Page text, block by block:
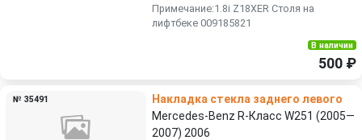
Примечание:1.8i Z18XER Столя на
лифтбеке 009185821
В наличии
500 ₽
№ 35491
Накладка стекла заднего левого
Mercedes-Benz R-Класс W251 (2005—
2007) 2006